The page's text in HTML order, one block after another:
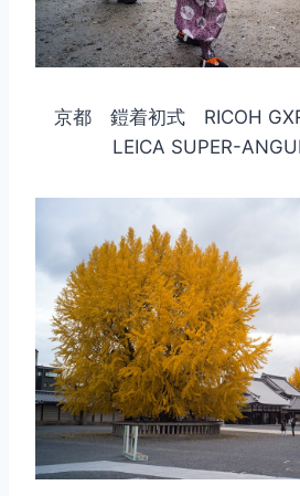
京都 鎧着初式 RICOH
LEICA SUPER-